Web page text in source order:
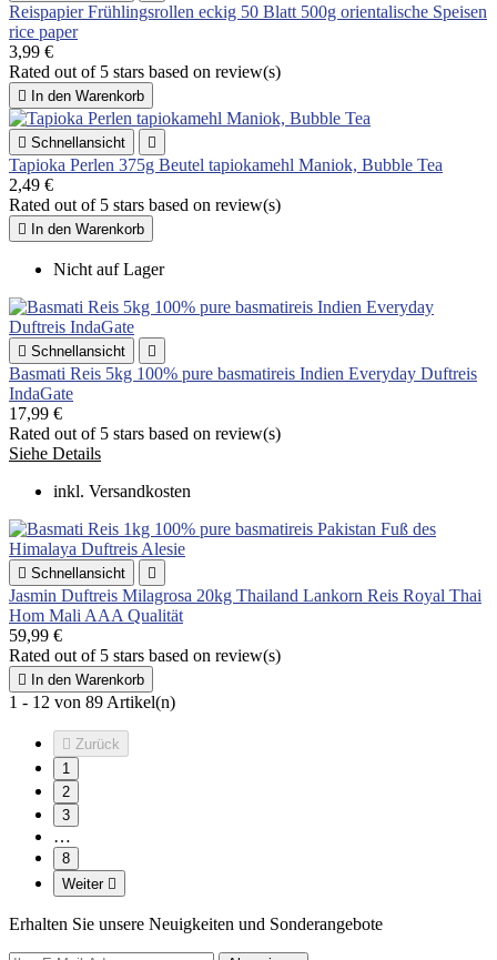
Reispapier Frühlingsrollen eckig 50 Blatt 500g orientalische Speisen
rice paper
3,99 €
Rated out of 5 stars based on review(s)
 In den Warenkorb
 Schnellansicht 
Tapioka Perlen 375g Beutel tapiokamehl Maniok, Bubble Tea
2,49 €
Rated out of 5 stars based on review(s)
 In den Warenkorb
Nicht auf Lager
 Schnellansicht 
Basmati Reis 5kg 100% pure basmatireis Indien Everyday Duftreis
IndaGate
17,99 €
Rated out of 5 stars based on review(s)
Siehe Details
inkl. Versandkosten
 Schnellansicht 
Jasmin Duftreis Milagrosa 20kg Thailand Lankorn Reis Royal Thai
Hom Mali AAA Qualität
59,99 €
Rated out of 5 stars based on review(s)
 In den Warenkorb
1 - 12 von 89 Artikel(n)
 Zurück
1
2
3
…
8
Weiter 
Erhalten Sie unsere Neuigkeiten und Sonderangebote